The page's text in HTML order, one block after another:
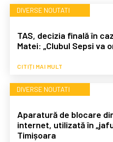
DIVERSE NOUTATI
TAS, decizia finală în
Matei: „Clubul Sepsi va
CITIȚI MAI MULT
DIVERSE NOUTATI
Aparatură de blocare
internet, utilizată în
Timișoara